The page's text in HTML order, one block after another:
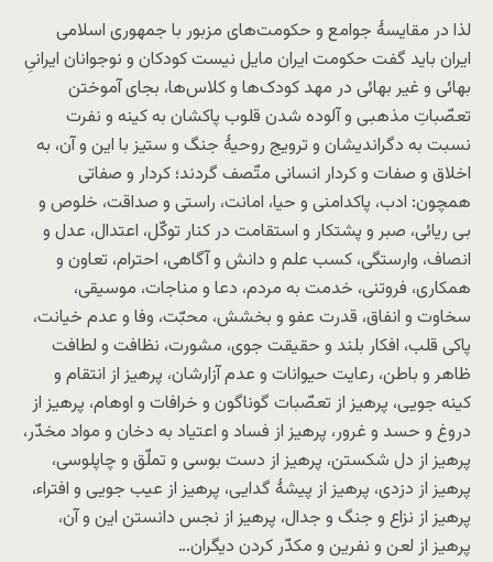
لذا در مقایسۀ جوامع و حکومت‌های مزبور با جمهوری اسلامی
ایران باید گفت حکومت ایران مایل نیست کودکان و نوجوانان ایرانیِ
بهائی و غیر بهائی در مهد کودک‌ها و کلاس‌ها، بجای آموختن
تعصّباتِ مذهبی و آلوده شدن قلوب پاکشان به کینه و نفرت
نسبت به دگراندیشان و ترویج روحیۀ جنگ و ستیز با این و آن، به
اخلاق و صفات و کردار انسانی متّصف گردند؛ کردار و صفاتی
همچون: ادب، پاکدامنی و حیا، امانت، راستی و صداقت، خلوص و
بی ریائی، صبر و پشتکار و استقامت در کنار توکّل، اعتدال، عدل و
انصاف، وارستگی، کسب علم و دانش و آگاهی، احترام، تعاون و
همکاری، فروتنی، خدمت به مردم، دعا و مناجات، موسیقی،
سخاوت و انفاق، قدرت عفو و بخشش، محبّت، وفا و عدم خیانت،
پاکی قلب، افکار بلند و حقیقت جوی، مشورت، نظافت و لطافت
ظاهر و باطن، رعایت حیوانات و عدم آزارشان، پرهیز از انتقام و
کینه جویی، پرهیز از تعصّبات گوناگون و خرافات و اوهام، پرهیز از
دروغ و حسد و غرور، پرهیز از فساد و اعتیاد به دخان و مواد مخدّر،
پرهیز از دل شکستن، پرهیز از دست بوسی و تملّق و چاپلوسی،
پرهیز از دزدی، پرهیز از پیشۀ گدایی، پرهیز از عیب جویی و افتراء،
پرهیز از نزاع و جنگ و جدال، پرهیز از نجس دانستن این و آن،
پرهیز از لعن و نفرین و مکدّر کردن دیگران…